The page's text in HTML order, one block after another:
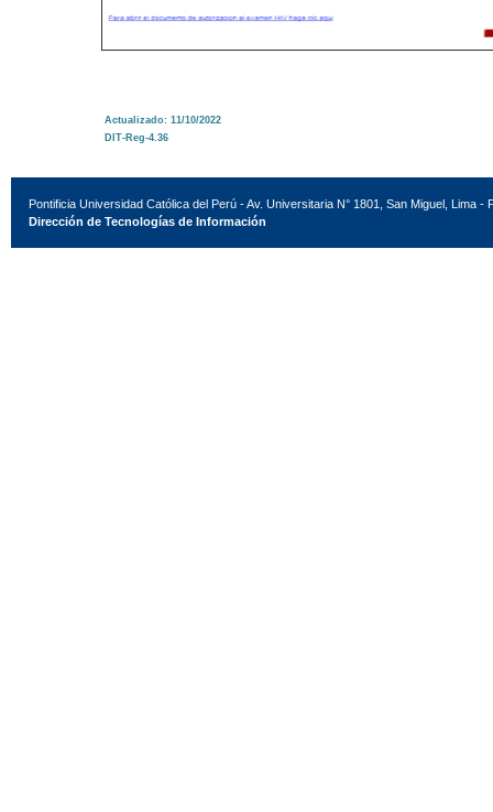
Actualizado: 11/10/2022
DIT-Reg-4.36
Pontificia Universidad Católica del Perú - Av. Universitaria N° 1801, San Miguel, Lima -
Dirección de Tecnologías de Información